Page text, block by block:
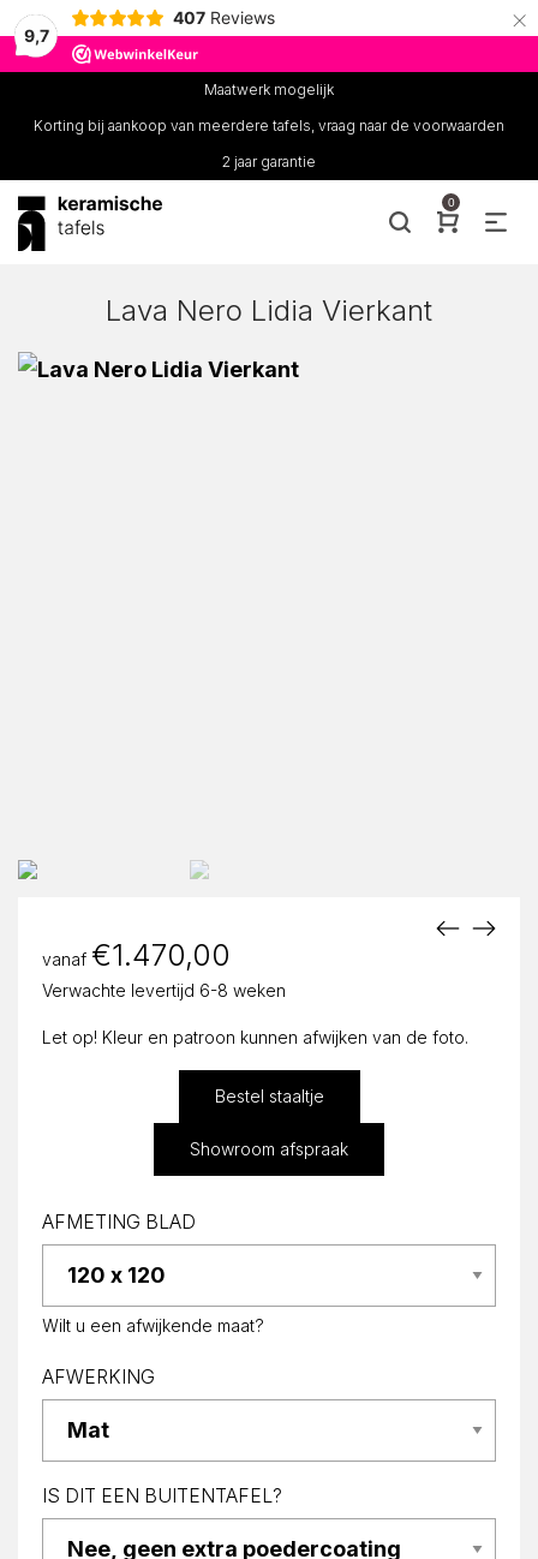
9,7
407 Reviews ×
Maatwerk mogelijk
Korting bij aankoop van meerdere tafels, vraag naar de voorwaarden
2 jaar garantie
0
Lava Nero Lidia Vierkant
vanaf €1.470,00
Verwachte levertijd 6-8 weken
Let op! Kleur en patroon kunnen afwijken van de foto.
Bestel staaltje
Showroom afspraak
AFMETING BLAD
Wilt u een afwijkende maat?
AFWERKING
IS DIT EEN BUITENTAFEL?